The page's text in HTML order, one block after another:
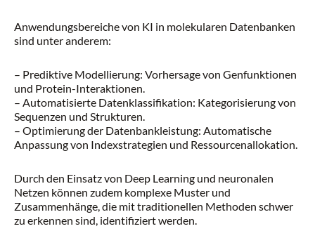
Anwendungsbereiche von KI in molekularen Datenbanken
sind unter anderem:
– Prediktive Modellierung: Vorhersage von Genfunktionen
und Protein-Interaktionen.
– Automatisierte Datenklassifikation: Kategorisierung von
Sequenzen und Strukturen.
– Optimierung der Datenbankleistung: Automatische
Anpassung von Indexstrategien und Ressourcenallokation.
Durch den Einsatz von Deep Learning und neuronalen
Netzen können zudem komplexe Muster und
Zusammenhänge, die mit traditionellen Methoden schwer
zu erkennen sind, identifiziert werden.